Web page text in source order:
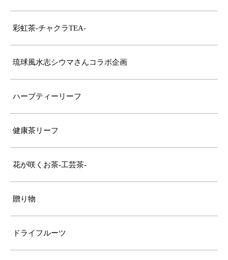
彩虹茶-チャクラTEA-
琉球風水志シウマさんコラボ企画
ハーブティーリーフ
健康茶リーフ
花が咲くお茶-工芸茶-
贈り物
ドライフルーツ